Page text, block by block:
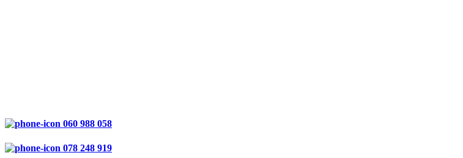
060 988 058
078 248 919